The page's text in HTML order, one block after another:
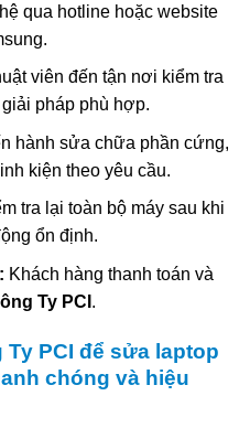
qua hotline hoặc website
viên đến tận nơi kiểm tra
pháp phù hợp.
hành sửa chữa phần cứng,
kiện theo yêu cầu.
tra lại toàn bộ máy sau khi
ổn định.
Khách hàng thanh toán và
Ty PCI .
PCI để sửa laptop
chóng và hiệu